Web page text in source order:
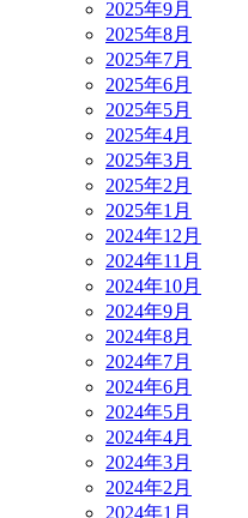
2025年9月
2025年8月
2025年7月
2025年6月
2025年5月
2025年4月
2025年3月
2025年2月
2025年1月
2024年12月
2024年11月
2024年10月
2024年9月
2024年8月
2024年7月
2024年6月
2024年5月
2024年4月
2024年3月
2024年2月
2024年1月